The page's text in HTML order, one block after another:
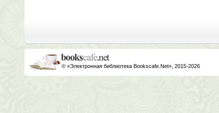
© «Электронная библиотека Bookscafe.Net», 2015-2026